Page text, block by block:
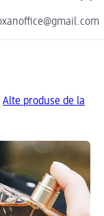
Alte produse de la